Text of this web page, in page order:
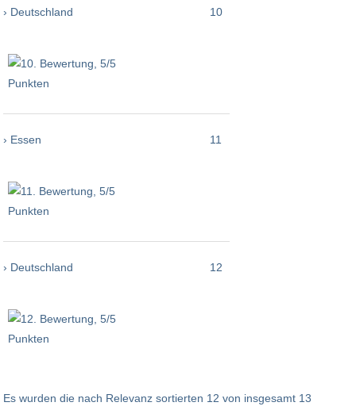
› Deutschland 10
› Essen 11
› Deutschland 12
Es wurden die nach Relevanz sortierten 12 von insgesamt 13